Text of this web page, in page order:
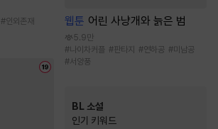
#인외존재
웹툰 어린 사냥개와 늙은 범
5.9만
#나이차커플 #판타지 #연하공 #미남공
#서양풍
BL 소설
인기 키워드